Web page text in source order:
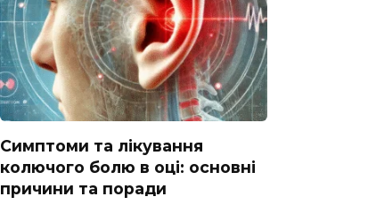
Симптоми та лікування
колючого болю в оці: основні
причини та поради